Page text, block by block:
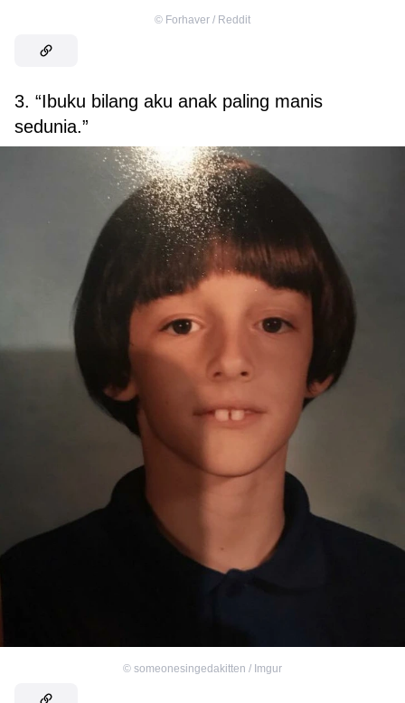
© Forhaver / Reddit
3. “Ibuku bilang aku anak paling manis
sedunia.”
© someonesingedakitten / Imgur